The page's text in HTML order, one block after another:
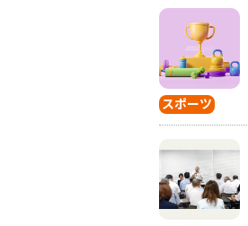
スポーツ